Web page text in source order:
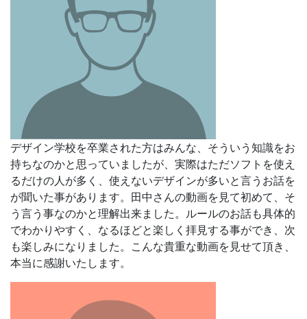
デザイン学校を卒業された方はみんな、そういう知識をお
持ちなのかと思っていましたが、実際はただソフトを使え
るだけの人が多く、使えないデザインが多いと言うお話を
が聞いた事があります。田中さんの動画を見て初めて、そ
う言う事なのかと理解出来ました。 ルールのお話も具体的
でわかりやすく、なるほどと楽しく拝見する事ができ、次
も楽しみになりました。 こんな貴重な動画を見せて頂き、
本当に感謝いたします。